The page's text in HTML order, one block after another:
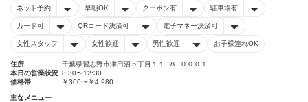
ネット予約 早朝OK クーポン有 駐車場有
カード可 QRコード決済可 電子マネー決済可
女性スタッフ 女性歓迎 男性歓迎 お子様連れOK
住所
千葉県習志野市津田沼５丁目１１−８−０００１
本日の営業状況 8:30〜12:30
価格帯
￥300〜￥4,980
主なメニュー